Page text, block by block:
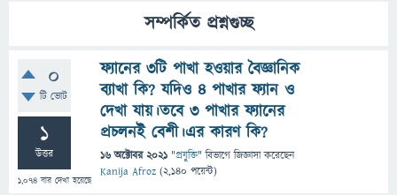
সম্পর্কিত প্রশ্নগুচ্ছ
0
টি ভোট
1
উত্তর
1,074 বার দেখা হয়েছে
ফ্যানের ৩টি পাখা হওয়ার বৈজ্ঞানিক
ব্যাখা কি? যদিও ৪ পাখার ফ্যান ও
দেখা যায়।তবে ৩ পাখার ফ্যানের
প্রচলনই বেশী।এর কারণ কি?
16 অক্টোবর 2021 "প্রযুক্তি" বিভাগে জিজ্ঞাসাকরেছেন
Kanija Afroz (2,140 পয়েন্ট)